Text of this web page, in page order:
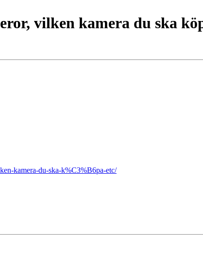
vilken kamera du ska
kamera-du-ska-k%C3%B6pa-etc/